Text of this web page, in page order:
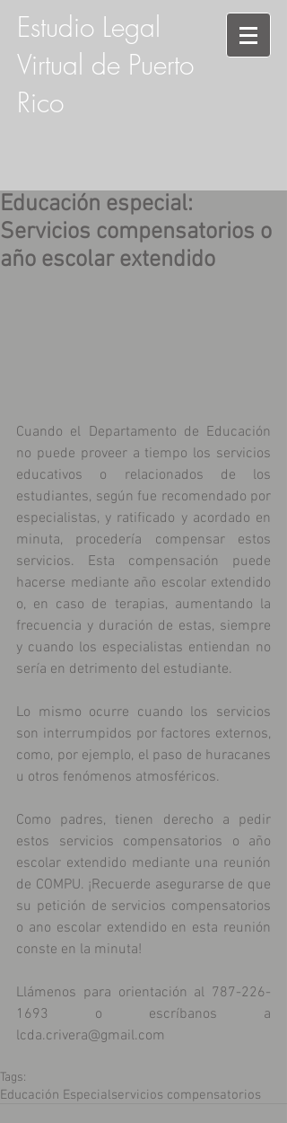
Estudio Legal
Virtual de Puerto
Rico
Educación especial:
Servicios compensatorios o
año escolar extendido
Cuando el Departamento de Educación
no puede proveer a tiempo los servicios
educativos o relacionados de los
estudiantes, según fue recomendado por
especialistas, y ratificado y acordado en
minuta, procedería compensar estos
servicios. Esta compensación puede
hacerse mediante año escolar extendido
o, en caso de terapias, aumentando la
frecuencia y duración de estas, siempre
y cuando los especialistas entiendan no
sería en detrimento del estudiante.
Lo mismo ocurre cuando los servicios
son interrumpidos por factores externos,
como, por ejemplo, el paso de huracanes
u otros fenómenos atmosféricos.
Como padres, tienen derecho a pedir
estos servicios compensatorios o año
escolar extendido mediante una reunión
de COMPU. ¡Recuerde asegurarse de que
su petición de servicios compensatorios
o ano escolar extendido en esta reunión
conste en la minuta!
Llámenos para orientación al 787-226-
1693 o escríbanos a
lcda.crivera@gmail.com
Tags:
Educación Especialservicios compensatorios